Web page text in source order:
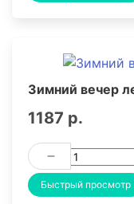
Зимний вечер
1187 р.
Быстрый просмотр